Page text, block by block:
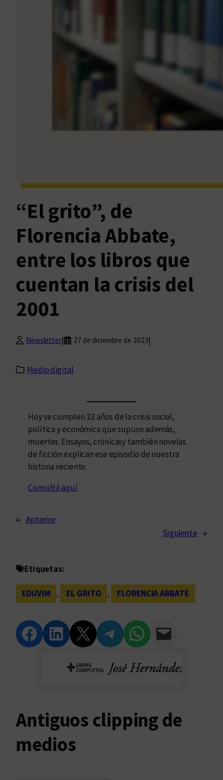
“El grito”, de
Florencia Abbate,
entre los libros que
cuentan la crisis del
2001
Newsletter| 27 de diciembre de 2023|
Medio digital
Hoy se cumplen 22 años de la crisis social,
política y económica que supuso además,
muertes. Ensayos, crónicasy también novelas
de ficción explican ese episodio de nuestra
historia reciente.
Consultá aquí
← Anterior
Siguiente →
Etiquetas:
EDUVIM , EL GRITO , FLORENCIA ABBATE
Compartir en Facebook Compartir en LinkedIn Compartir en Twitter Compartir en Telegram Compartir en WhatsApp Compartir vía Email
Antiguos clipping de
medios